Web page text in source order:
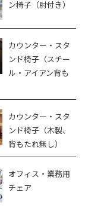
ン椅子（肘付き）
カウンター・スタ
ンド椅子（スチー
ル・アイアン背も
カウンター・スタ
ンド椅子（木製、
背もたれ無し）
オフィス・業務用
チェア